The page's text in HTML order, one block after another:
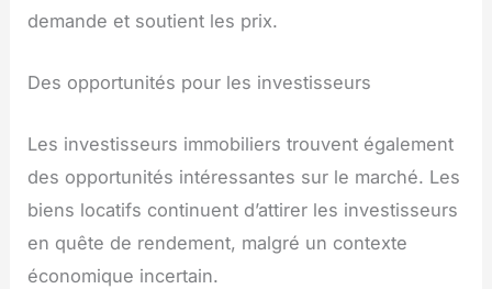
demande et soutient les prix.
Des opportunités pour les investisseurs
Les investisseurs immobiliers trouvent également
des opportunités intéressantes sur le marché. Les
biens locatifs continuent d’attirer les investisseurs
en quête de rendement, malgré un contexte
économique incertain.